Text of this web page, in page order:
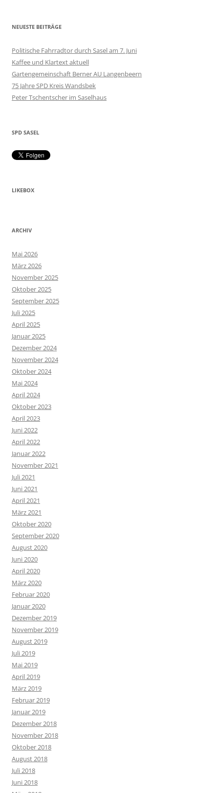
NEUESTE BEITRÄGE
Politische Fahrradtor durch Sasel am 7. Juni
Kaffee und Klartext aktuell
Gartengemeinschaft Berner AU Langenbeern
75 Jahre SPD Kreis Wandsbek
Peter Tschentscher im Saselhaus
SPD SASEL
LIKEBOX
ARCHIV
Mai 2026
März 2026
November 2025
Oktober 2025
September 2025
Juli 2025
April 2025
Januar 2025
Dezember 2024
November 2024
Oktober 2024
Mai 2024
April 2024
Oktober 2023
April 2023
Juni 2022
April 2022
Januar 2022
November 2021
Juli 2021
Juni 2021
April 2021
März 2021
Oktober 2020
September 2020
August 2020
Juni 2020
April 2020
März 2020
Februar 2020
Januar 2020
Dezember 2019
November 2019
August 2019
Juli 2019
Mai 2019
April 2019
März 2019
Februar 2019
Januar 2019
Dezember 2018
November 2018
Oktober 2018
August 2018
Juli 2018
Juni 2018